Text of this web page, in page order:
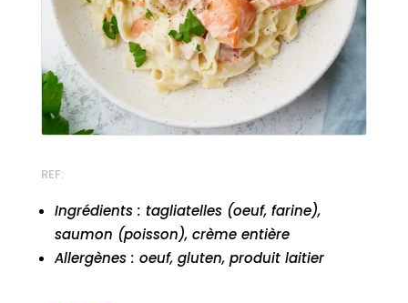
REF:
Ingrédients : tagliatelles (oeuf, farine),
saumon (poisson), crème entière
Allergènes : oeuf, gluten, produit laitier